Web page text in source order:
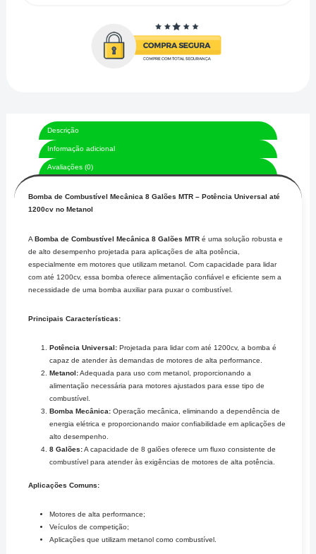
Descrição
Informação adicional
Avaliações (0)
Bomba de Combustível Mecânica 8 Galões MTR – Potência Universal até
1200cv no Metanol
ABomba de Combustível Mecânica 8 Galões MTR é uma solução robusta e
de alto desempenho projetada para aplicações de alta potência,
especialmente em motores que utilizam metanol. Com capacidade para lidar
com até 1200cv, essa bomba oferece alimentação confiável e eficiente sem a
necessidade de uma bomba auxiliar para puxar o combustível.
Principais Características:
Potência Universal: Projetada para lidar com até 1200cv, a bomba é
capaz de atender às demandas de motores de alta performance.
Metanol:Adequada para uso com metanol, proporcionando a
alimentação necessária para motores ajustados para esse tipo de
combustível.
Bomba Mecânica: Operação mecânica, eliminando a dependência de
energia elétrica e proporcionando maior confiabilidade em aplicações de
alto desempenho.
8 Galões:A capacidade de 8 galões oferece um fluxo consistente de
combustível para atender às exigências de motores de alta potência.
Aplicações Comuns:
Motores de alta performance;
Veículos de competição;
Aplicações que utilizam metanol como combustível.